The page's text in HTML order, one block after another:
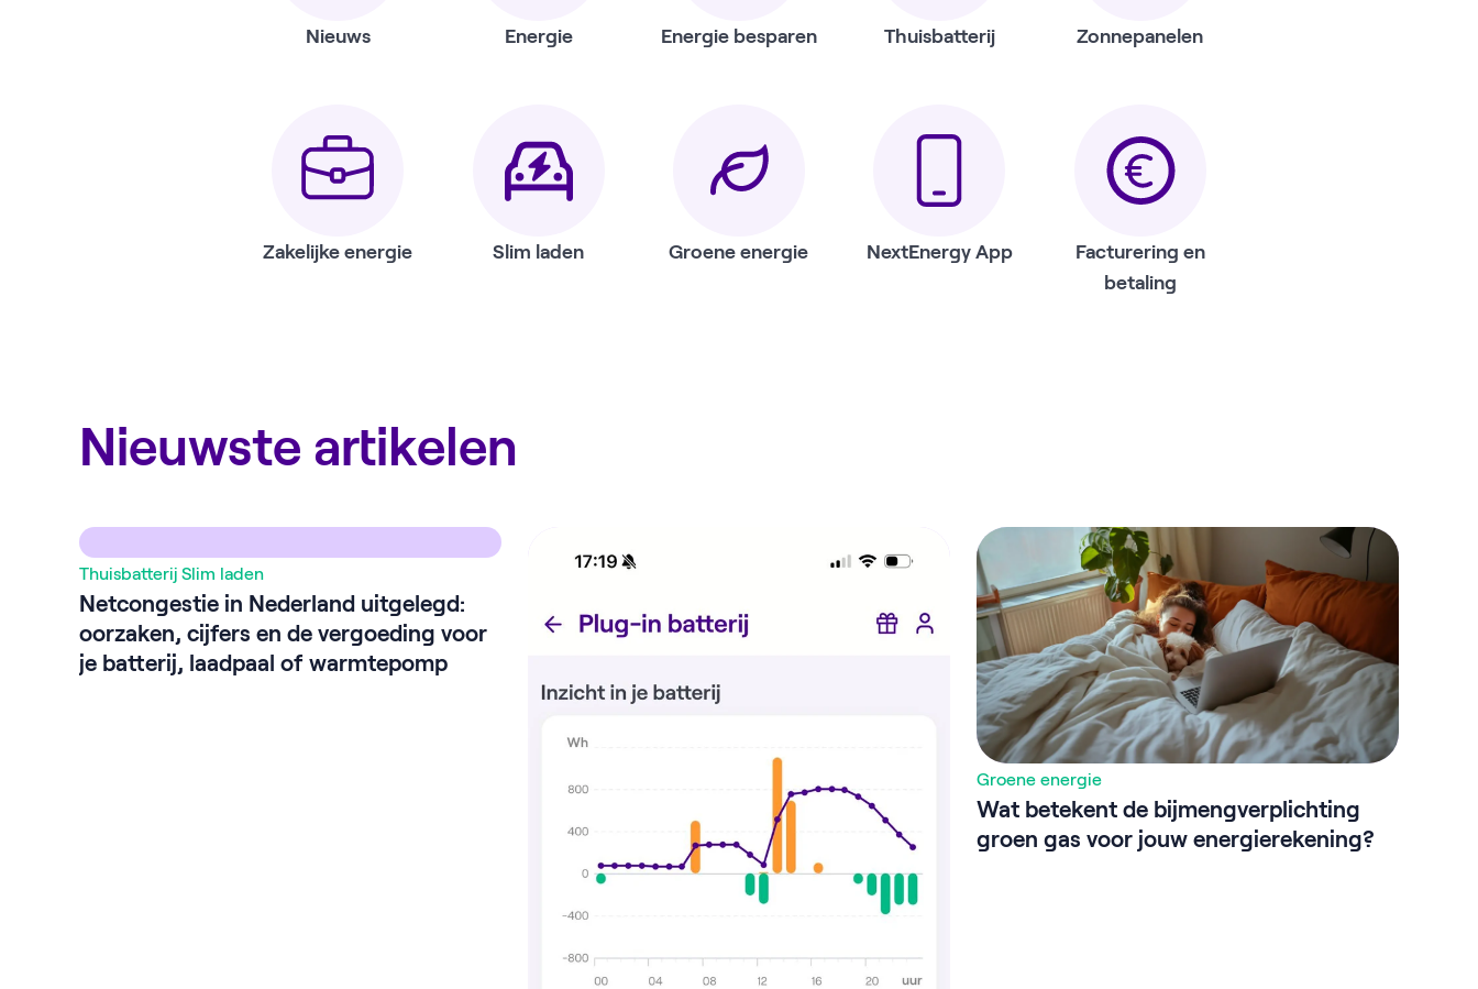
Nieuws Energie Energie besparen Thuisbatterij Zonnepanelen
Zakelijke energie Slim laden Groene energie NextEnergy App
Facturering en
betaling
Nieuwste artikelen
Thuisbatterij Slim laden
Netcongestie in Nederland uitgelegd:
oorzaken, cijfers en de vergoeding voor
je batterij, laadpaal of warmtepomp
Groene energie
Wat betekent de bijmengverplichting
groen gas voor jouw energierekening?